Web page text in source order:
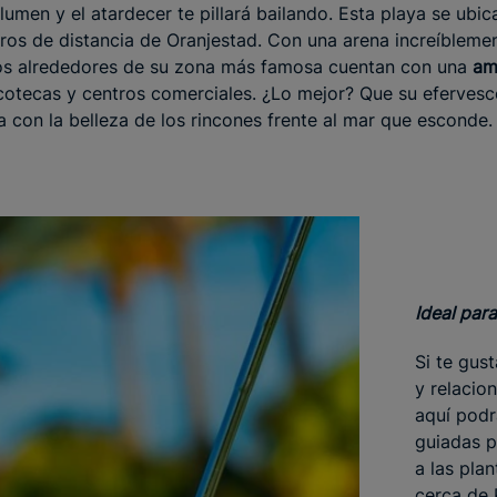
y el atardecer te pillará bailando. Esta playa se
de distancia de Oranjestad. Con una arena
alrededores de su zona más famosa cuentan con una
y centros comerciales. ¿Lo mejor? Que su
con la belleza de los rincones frente al mar que esconde.
Ideal
Si te
y
aquí
guiadas
a las